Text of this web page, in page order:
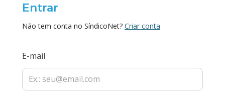
Entrar
Não tem conta no SíndicoNet? Criar conta
E-mail